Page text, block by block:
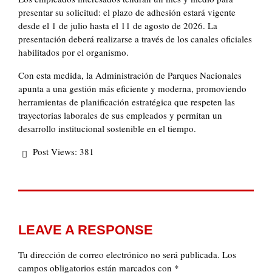
presentar su solicitud: el plazo de adhesión estará vigente
desde el 1 de julio hasta el 11 de agosto de 2026. La
presentación deberá realizarse a través de los canales oficiales
habilitados por el organismo.
Con esta medida, la Administración de Parques Nacionales
apunta a una gestión más eficiente y moderna, promoviendo
herramientas de planificación estratégica que respeten las
trayectorias laborales de sus empleados y permitan un
desarrollo institucional sostenible en el tiempo.
Post Views: 381
LEAVE A RESPONSE
Tu dirección de correo electrónico no será publicada. Los
campos obligatorios están marcados con *